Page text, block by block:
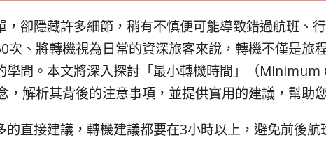
，卻隱藏許多細節，稍有不慎便可能導致錯過航班、
次、將轉機視為日常的資深旅客來說，轉機不僅是旅
學問。本文將深入探討「最小轉機時間」（
，解析其背後的注意事項，並提供實用的建議，幫助
的直接建議，轉機建議都要在3小時以上，避免前後航